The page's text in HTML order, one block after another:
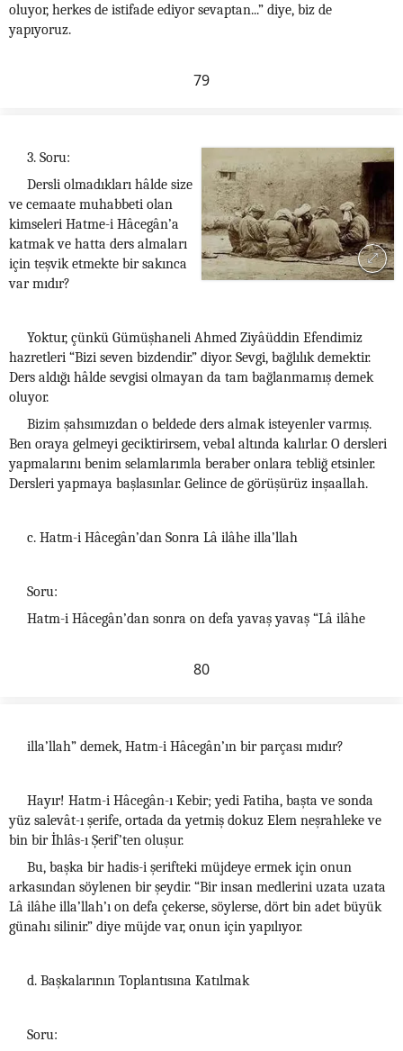
oluyor, herkes de istifade ediyor sevaptan...” diye, biz de
yapıyoruz.
79
3. Soru:
Dersli olmadıkları hâlde size
ve cemaate muhabbeti olan
kimseleri Hatme-i Hâcegân’a
katmak ve hatta ders almaları
için teşvik etmekte bir sakınca
var mıdır?
Yoktur, çünkü Gümüşhaneli Ahmed Ziyâüddin Efendimiz
hazretleri “Bizi seven bizdendir.” diyor. Sevgi, bağlılık demektir.
Ders aldığı hâlde sevgisi olmayan da tam bağlanmamış demek
oluyor.
Bizim şahsımızdan o beldede ders almak isteyenler varmış.
Ben oraya gelmeyi geciktirirsem, vebal altında kalırlar. O dersleri
yapmalarını benim selamlarımla beraber onlara tebliğ etsinler.
Dersleri yapmaya başlasınlar. Gelince de görüşürüz inşaallah.
c. Hatm-i Hâcegân’dan Sonra Lâ ilâhe illa’llah
Soru:
Hatm-i Hâcegân’dan sonra on defa yavaş yavaş “Lâ ilâhe
80
illa’llah” demek, Hatm-i Hâcegân’ın bir parçası mıdır?
Hayır! Hatm-i Hâcegân-ı Kebir; yedi Fatiha, başta ve sonda
yüz salevât-ı şerife, ortada da yetmiş dokuz Elem neşrahleke ve
bin bir İhlâs-ı Şerif’ten oluşur.
Bu, başka bir hadis-i şerifteki müjdeye ermek için onun
arkasından söylenen bir şeydir. “Bir insan medlerini uzata uzata
Lâ ilâhe illa’llah’ı on defa çekerse, söylerse, dört bin adet büyük
günahı silinir.” diye müjde var, onun için yapılıyor.
d. Başkalarının Toplantısına Katılmak
Soru: